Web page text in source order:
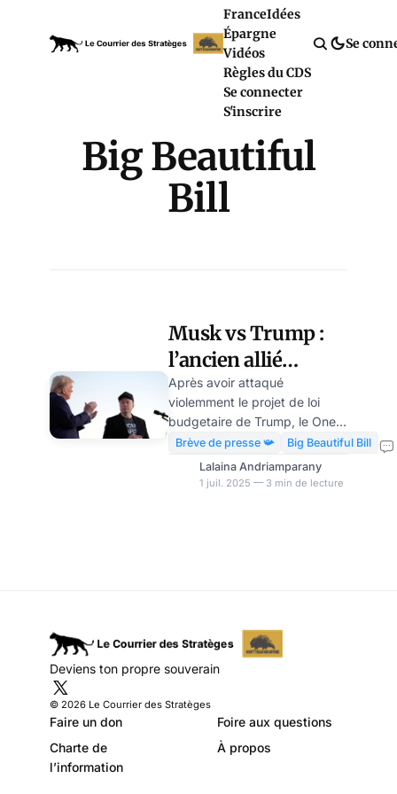
FranceIdées
Épargne
Vidéos
Règles du CDS
Se connecter
S'inscrire
Se
Big Beautiful
Bill
Musk vs Trump :
l’ancien allié
devenu pire
ennemi
Après avoir attaqué
violemment le projet de loi
budgetaire de Trump, le One
Big Beautiful Bill Act, qu’Elon
Musk juge catastrophique
pour l’avenir des États-Unis.
estime que le conflit est loin
d’être clos.« Connaissant Elon
comme je le connais, il va tout
Brève de presse 📯
Big Beautiful Bill
Lalaina Andriamparany
1 juil. 2025 — 3 min de lecture
Deviens ton propre souverain
© 2026 Le Courrier des Stratèges
Faire un don
Foire aux questions
Charte de
l’information
À propos